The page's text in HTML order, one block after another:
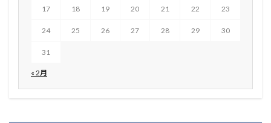
« 2月
17 18 19 20 21 22 23
24 25 26 27 28 29 30
31